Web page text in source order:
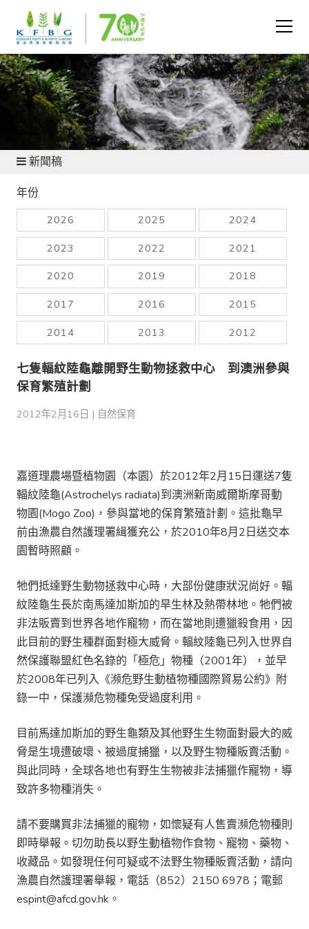
新聞及資源
新聞稿
年份
2026 2025 2024
2023 2022 2021
2020 2019 2018
2017 2016 2015
2014 2013 2012
七隻輻紋陸龜離開野生動物拯救中心 到澳洲參與
保育繁殖計劃
2012年2月16日 | 自然保育
嘉道理農場暨植物園（本園）於2012年2月15日運送7隻
輻紋陸龜(Astrochelys radiata)到澳洲新南威爾斯摩哥動
物園(Mogo Zoo)，參與當地的保育繁殖計劃。這批龜早
前由漁農自然護理署緝獲充公，於2010年8月2日送交本
園暫時照顧。
牠們抵達野生動物拯救中心時，大部份健康狀況尚好。輻
紋陸龜生長於南馬達加斯加的旱生林及熱帶林地。牠們被
非法販賣到世界各地作寵物，而在當地則遭獵殺食用，因
此目前的野生種群面對極大威脅。輻紋陸龜已列入世界自
然保護聯盟紅色名錄的「極危」物種（2001年），並早
於2008年已列入《瀕危野生動植物種國際貿易公約》附
錄一中，保護瀕危物種免受過度利用。
目前馬達加斯加的野生龜類及其他野生生物面對最大的威
脅是生境遭破壞、被過度捕獵，以及野生物種販賣活動。
與此同時，全球各地也有野生生物被非法捕獵作寵物，導
致許多物種消失。
請不要購買非法捕獵的寵物，如懷疑有人售賣瀕危物種則
即時舉報。切勿助長以野生動植物作食物、寵物、藥物、
收藏品。如發現任何可疑或不法野生物種販賣活動，請向
漁農自然護理署舉報，電話（852）2150 6978；電郵
espint@afcd.gov.hk。